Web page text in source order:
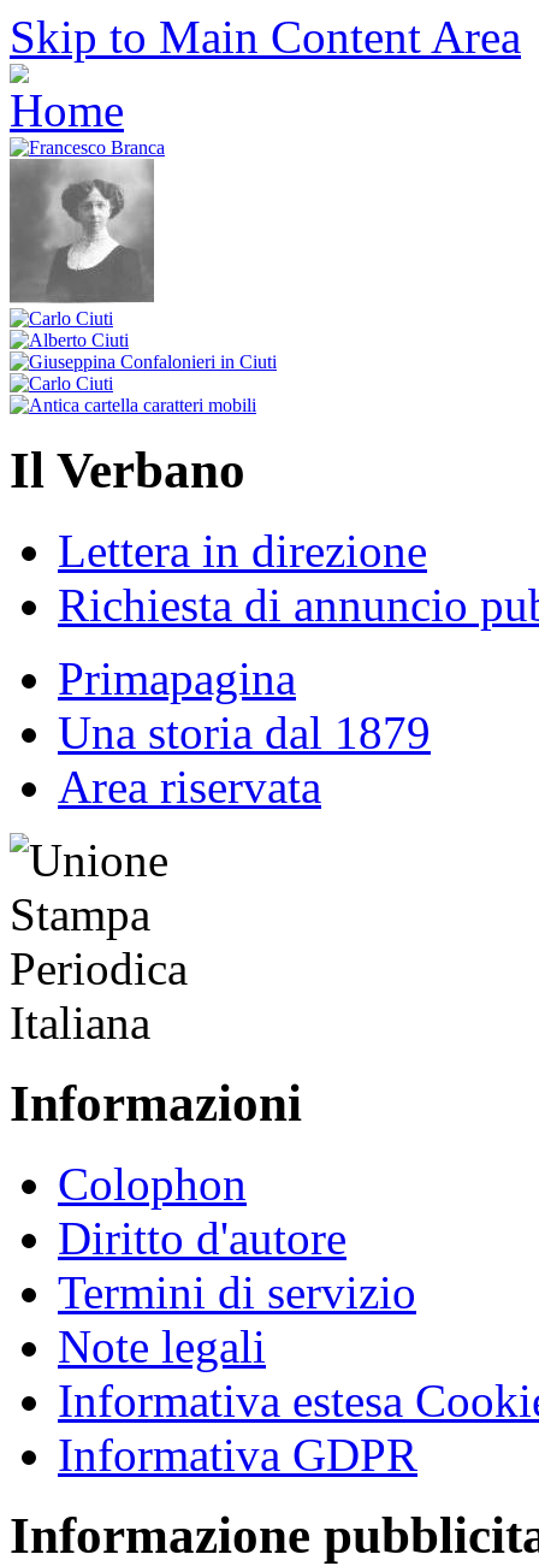
Skip to Main Content Area
Il Verbano
Lettera in direzione
Richiesta di annuncio
Primapagina
Una storia dal 1879
Area riservata
Informazioni
Colophon
Diritto d'autore
Termini di servizio
Note legali
Informativa estesa
Informativa GDPR
Informazione